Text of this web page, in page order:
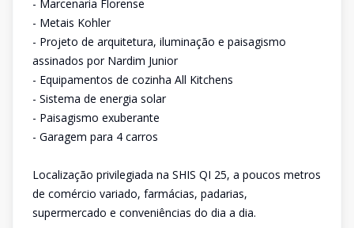
- Marcenaria Florense
- Metais Kohler
- Projeto de arquitetura, iluminação e paisagismo
assinados por Nardim Junior
- Equipamentos de cozinha All Kitchens
- Sistema de energia solar
- Paisagismo exuberante
- Garagem para 4 carros
Localização privilegiada na SHIS QI 25, a poucos metros
de comércio variado, farmácias, padarias,
supermercado e conveniências do dia a dia.